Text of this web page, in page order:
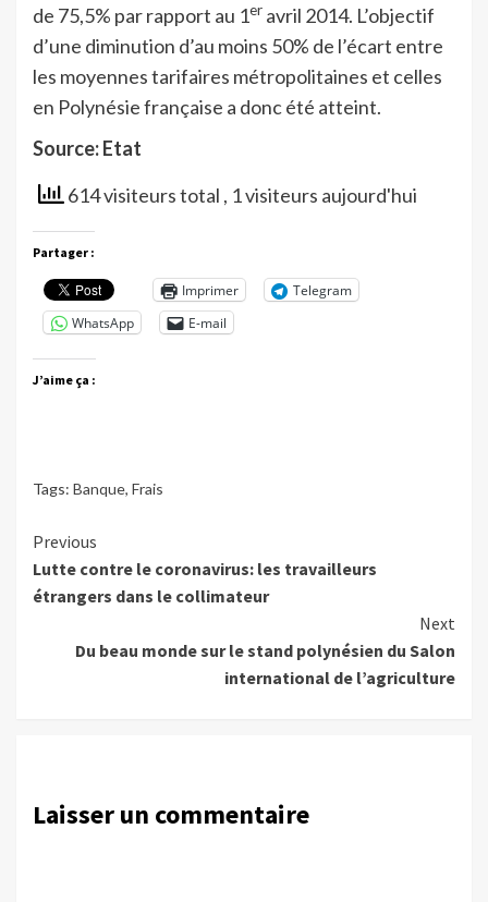
de 75,5% par rapport au 1er avril 2014. L’objectif
d’une diminution d’au moins 50% de l’écart entre
les moyennes tarifaires métropolitaines et celles
en Polynésie française a donc été atteint.
Source: Etat
614 visiteurs total , 1 visiteurs aujourd'hui
Partager :
Imprimer
Telegram
WhatsApp
E-mail
J’aime ça :
Tags: Banque, Frais
Continue
Reading
Previous
Lutte contre le coronavirus: les travailleurs
étrangers dans le collimateur
Next
Du beau monde sur le stand polynésien du Salon
international de l’agriculture
Laisser un commentaire